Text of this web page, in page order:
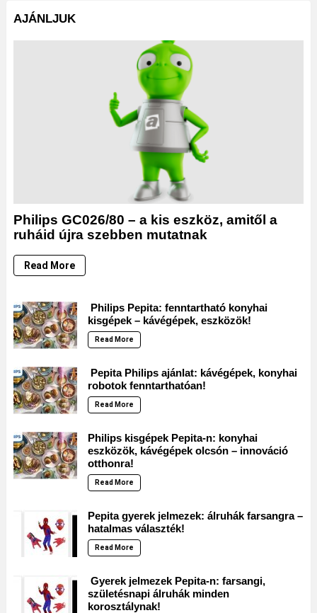
AJÁNLJUK
Philips GC026/80 – a kis eszköz, amitől a
ruháid újra szebben mutatnak
Read More
Philips Pepita: fenntartható konyhai
kisgépek – kávégépek, eszközök!
Read More
Pepita Philips ajánlat: kávégépek, konyhai
robotok fenntarthatóan!
Read More
Philips kisgépek Pepita-n: konyhai
eszközök, kávégépek olcsón – innováció
otthonra!
Read More
Pepita gyerek jelmezek: álruhák farsangra –
hatalmas választék!
Read More
Gyerek jelmezek Pepita-n: farsangi,
születésnapi álruhák minden
korosztálynak!